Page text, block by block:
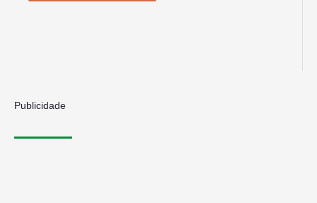
Publicidade